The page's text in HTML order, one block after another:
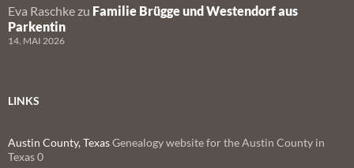
Eva Raschke zu Familie Brügge und Westendorf aus
Parkentin
14. MAI 2026
LINKS
Austin County, TexasGenealogy website for the Austin County in
Texas 0